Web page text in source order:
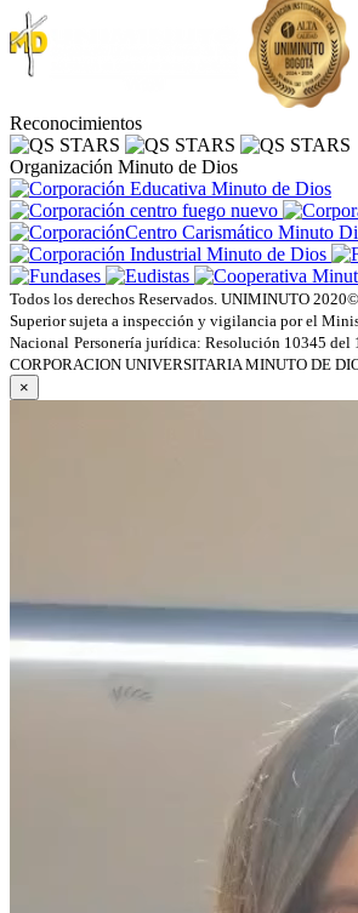
Reconocimientos
Organización Minuto de Dios
Todos los derechos Reservados. UNIMINUTO 2020©
Superior sujeta a inspección y vigilancia por el
Nacional Personería jurídica: Resolución 10345 del
CORPORACION UNIVERSITARIA MINUTO DE
×